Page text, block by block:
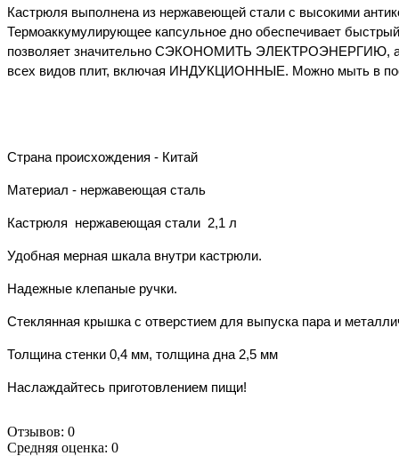
Кастрюля выполнена из нержавеющей стали с высокими
Термоаккумулирующее капсульное дно обеспечивает
позволяет значительно СЭКОНОМИТЬ ЭЛЕКТРОЭНЕРГИЮ,
всех видов плит, включая ИНДУКЦИОННЫЕ. Можно мыть в
Страна происхождения - Китай
Материал - нержавеющая сталь
Кастрюля нержавеющая стали 2,1 л
Удобная мерная шкала внутри кастрюли.
Надежные клепаные ручки.
Стеклянная крышка с отверстием для выпуска пара и
Толщина стенки 0,4 мм, толщина дна 2,5 мм
Наслаждайтесь приготовлением пищи!
Отзывов: 0
Средняя оценка: 0